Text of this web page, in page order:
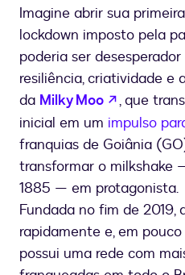
Imagine abrir sua
lockdown imposto pela
poderia ser
resiliência, criatividade e
da Milky Moo se abre
, que
inicial em um impulso
franquias de Goiânia
transformar o milkshake
1885 — em protagonista.
Fundada no fim de 2019,
rapidamente e, em
possui uma rede com